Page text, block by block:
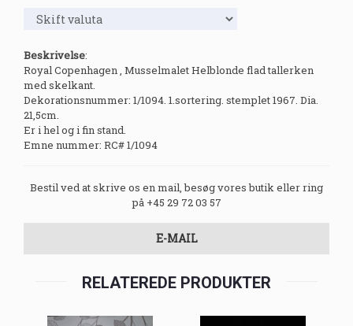
Beskrivelse:
Royal Copenhagen , Musselmalet Helblonde flad tallerken
med skelkant.
Dekorationsnummer: 1/1094. 1.sortering. stemplet 1967. Dia.
21,5cm.
Er i hel og i fin stand.
Emne nummer: RC# 1/1094
Bestil ved at skrive os en mail, besøg vores butik eller ring
på +45 29 72 03 57
E-MAIL
RELATEREDE PRODUKTER